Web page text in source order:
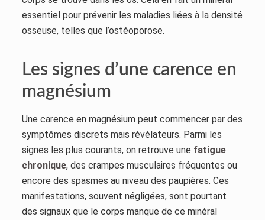
essentiel pour prévenir les maladies liées à la densité
osseuse, telles que l’ostéoporose.
Les signes d’une carence en
magnésium
Une carence en magnésium peut commencer par des
symptômes discrets mais révélateurs. Parmi les
signes les plus courants, on retrouve une fatigue
chronique, des crampes musculaires fréquentes ou
encore des spasmes au niveau des paupières. Ces
manifestations, souvent négligées, sont pourtant
des signaux que le corps manque de ce minéral